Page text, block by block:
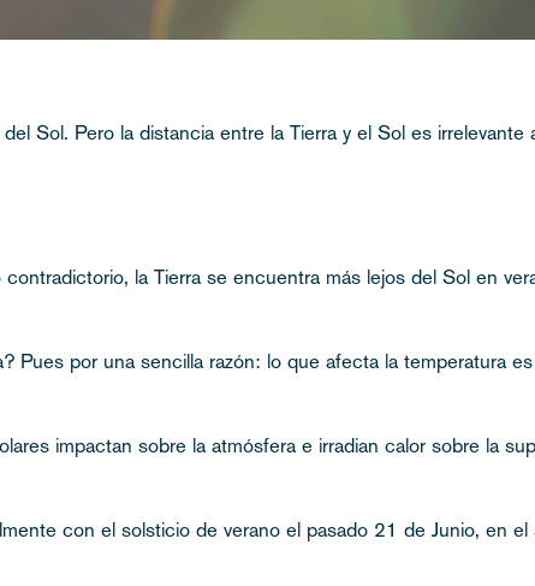
Sol. Pero la distancia entre la Tierra y el Sol es irrelevante
la Tierra se encuentra más lejos del Sol en
por una sencilla razón: lo que afecta la temperatura
impactan sobre la atmósfera e irradian calor sobre la
con el solsticio de verano el pasado 21 de Junio, en el